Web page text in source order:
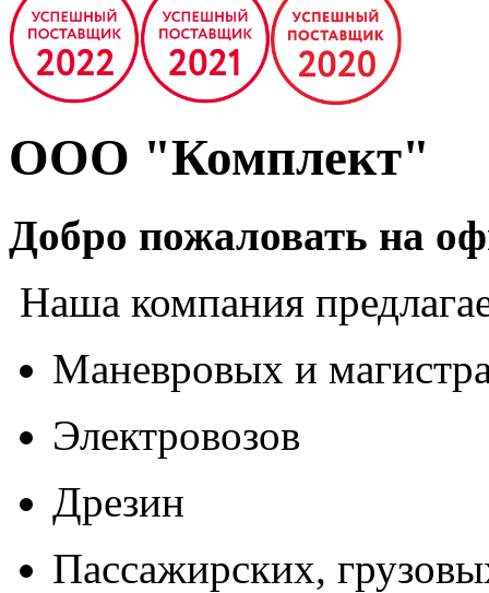
ООО "Комплект"
Добро пожаловать на
Наша компания
Маневровых и
Электровозов
Дрезин
Пассажирских,